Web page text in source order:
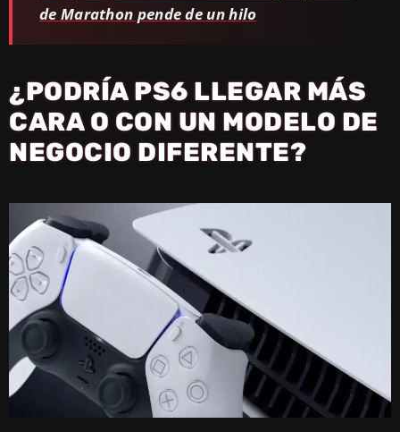
de Marathon pende de un hilo
¿PODRÍA PS6 LLEGAR MÁS
CARA O CON UN MODELO DE
NEGOCIO DIFERENTE?